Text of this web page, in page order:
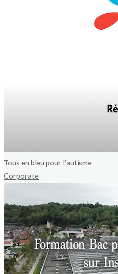
Tous en bleu pour l’autisme
Corporate